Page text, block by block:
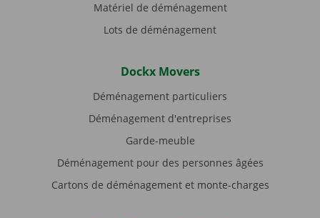
Matériel de déménagement
Lots de déménagement
Dockx Movers
Déménagement particuliers
Déménagement d'entreprises
Garde-meuble
Déménagement pour des personnes âgées
Cartons de déménagement et monte-charges